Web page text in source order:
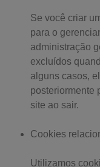
Se você criar
para o
administração
excluídos
alguns casos,
posteriormente
site ao sair.
Cookies
Utilizamos